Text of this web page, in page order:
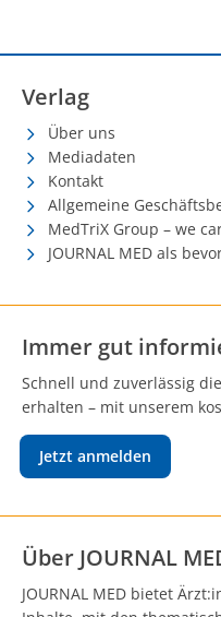
Verlag
Über uns
Mediadaten
Kontakt
Allgemeine
MedTriX Group – we
JOURNAL MED als
Immer gut
Schnell und zuverlässig
erhalten – mit unserem
Jetzt anmelden
Über JOURNAL
JOURNAL MED bietet